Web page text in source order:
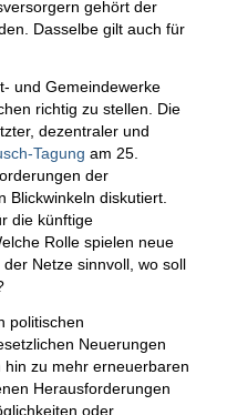
gehört der
Dasselbe gilt auch für
und Gemeindewerke
richtig zu stellen. Die
dezentraler und
Tagung am 25.
der
Blickwinkeln diskutiert.
die künftige
Rolle spielen neue
Netze sinnvoll, wo soll
politischen
Neuerungen
zu mehr erneuerbaren
Herausforderungen
oder